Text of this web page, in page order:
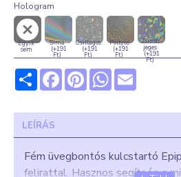
Hologram
Egyik
sem
Sima
(+191
Ft)
Csillagos
(+191
Ft)
Pöttyös
(+191
Ft)
Zúzott
jeges
(+191
Ft)
ShareFacebookPinterestWhatsApp
LEÍRÁS
Fém üvegbontós kulcstartó
felirattal. Hasznos segítség a